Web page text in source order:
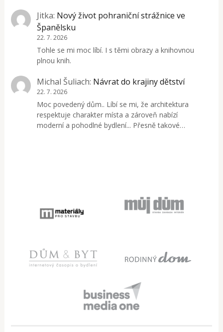
Jitka: Nový život pohraniční strážnice ve
Španělsku
22. 7. 2026
Tohle se mi moc líbí. I s těmi obrazy a knihovnou
plnou knih.
Michal Šuliach: Návrat do krajiny dětství
22. 7. 2026
Moc povedený dům.. Líbí se mi, že architektura
respektuje charakter místa a zároveň nabízí
moderní a pohodlné bydlení... Přesně takové…